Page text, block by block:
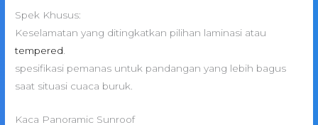
Spek Khusus:
Keselamatan yang ditingkatkan pilihan laminasi atau
tempered
spesifikasi pemanas untuk pandangan yang lebih bagus
saat situasi cuaca buruk.
Kaca Panoramic Sunroof